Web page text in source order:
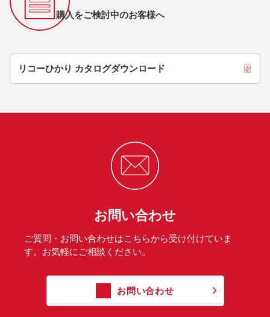
購入をご検討中のお客様へ
リコーひかり カタログダウンロード
お問い合わせ
ご質問・お問い合わせはこちらから受け付けていま
す。お気軽にご相談ください。
お問い合わせ